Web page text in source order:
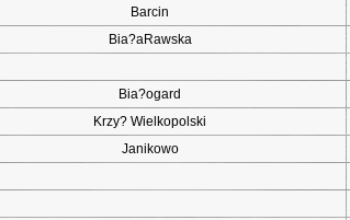
Barcin
Bia?aRawska
Bia?ogard
Krzy? Wielkopolski
Janikowo